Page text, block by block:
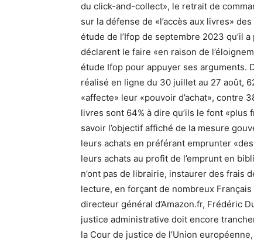
du click-and-collect», le retrait de
sur la défense de «l’accès aux livres»
étude de l’Ifop de septembre 2023 qu’il
déclarent le faire «en raison de
étude Ifop pour appuyer ses arguments.
réalisé en ligne du 30 juillet au 27 août,
«affecte» leur «pouvoir d’achat», contre
livres sont 64% à dire qu’ils le font
savoir l’objectif affiché de la mesure
leurs achats en préférant emprunter
leurs achats au profit de l’emprunt en
n’ont pas de librairie, instaurer des frais
lecture, en forçant de nombreux
directeur général d’Amazon.fr, Frédéric
justice administrative doit encore
la Cour de justice de l’Union